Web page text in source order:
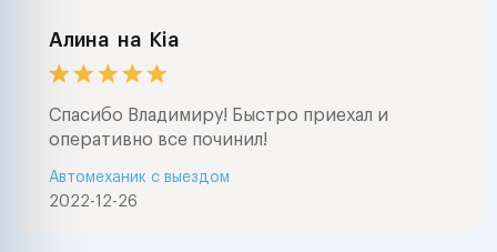
Алина на Kia
Спасибо Владимиру! Быстро приехал и
оперативно все починил!
2022-12-26
Автомеханик с выездом